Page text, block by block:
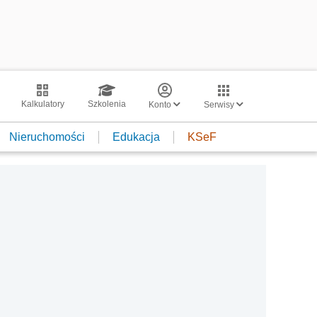
Kalkulatory Szkolenia Konto Serwisy
Nieruchomości Edukacja KSeF